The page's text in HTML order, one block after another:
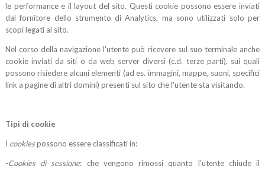
le performance e il layout del sito. Questi cookie possono essere inviati
dal fornitore dello strumento di Analytics, ma sono utilizzati solo per
scopi legati al sito.
Nel corso della navigazione l'utente può ricevere sul suo terminale anche
cookie inviati da siti o da web server diversi (c.d. terze parti), sui quali
possono risiedere alcuni elementi (ad es. immagini, mappe, suoni, specifici
link a pagine di altri domini) presenti sul sito che l'utente sta visitando.
Tipi di cookie
I cookiespossono essere classificati in:
-Cookies di sessione: che vengono rimossi quanto l’utente chiude il